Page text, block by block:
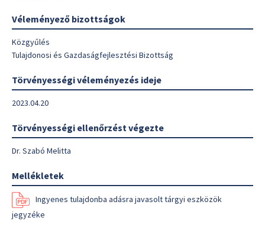
Véleményező bizottságok
Közgyűlés
Tulajdonosi és Gazdaságfejlesztési Bizottság
Törvényességi véleményezés ideje
2023.04.20
Törvényességi ellenőrzést végezte
Dr. Szabó Melitta
Mellékletek
Ingyenes tulajdonba adásra javasolt tárgyi eszközök
jegyzéke